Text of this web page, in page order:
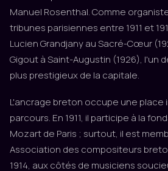
Manuel Rosenthal. Comme
tribunes parisiennes entre 1911 et
Lucien Grandjany au Sacré-Cœur
Gigout à Saint-Augustin (1926), l'un
plus prestigieux de la capitale.
L'ancrage breton occupe une place
parcours. En 1911, il participe à la
Mozart de Paris ; surtout, il est
Association des compositeurs
1914, aux côtés de musiciens